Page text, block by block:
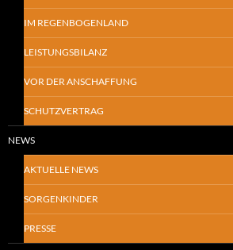
IM REGENBOGENLAND
LEISTUNGSBILANZ
VOR DER ANSCHAFFUNG
SCHUTZVERTRAG
NEWS
AKTUELLE NEWS
SORGENKINDER
PRESSE